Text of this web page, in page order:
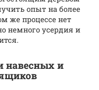
опыт на более
же процессе нет
немного усердия и
навесных и